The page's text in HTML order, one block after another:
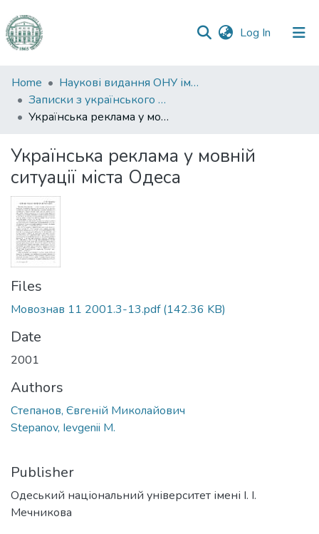
Log In (current)
Communities
&
Collections
Statistics
Home
Наукові видання ОНУ імені І. І. Мечникова
Записки з українського мовознавства
Українська реклама у мовній ситуації міста Одеса
Українська реклама у мовній
ситуації міста Одеса
Files
Мовознав 11 2001.3-13.pdf(142.36 KB)
Date
2001
Authors
Степанов, Євгеній Миколайович
Stepanov, Ievgenii M.
Publisher
Одеський національний університет імені І. І.
Мечникова